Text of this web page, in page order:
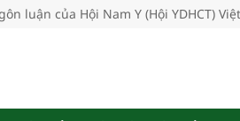
luận của Hội Nam Y (Hội YDHCT)